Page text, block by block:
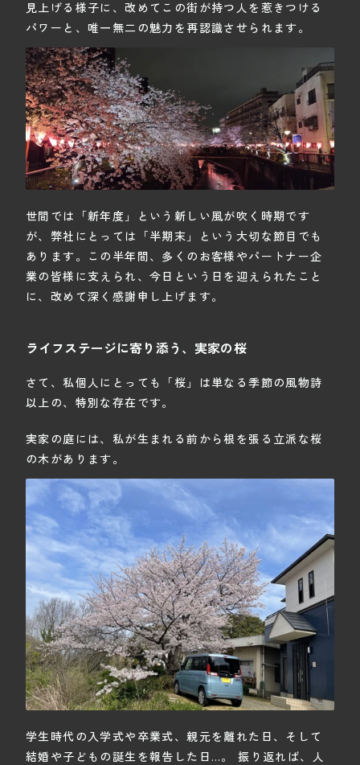
見上げる様子に、改めてこの街が持つ人を惹きつける
パワーと、唯一無二の魅力を再認識させられます。
世間では「新年度」という新しい風が吹く時期です
が、弊社にとっては「半期末」という大切な節目でも
あります。この半年間、多くのお客様やパートナー企
業の皆様に支えられ、今日という日を迎えられたこと
に、改めて深く感謝申し上げます。
ライフステージに寄り添う、実家の桜
さて、私個人にとっても「桜」は単なる季節の風物詩
以上の、特別な存在です。
実家の庭には、私が生まれる前から根を張る立派な桜
の木があります。
学生時代の入学式や卒業式、親元を離れた日、そして
結婚や子どもの誕生を報告した日…。 振り返れば、人